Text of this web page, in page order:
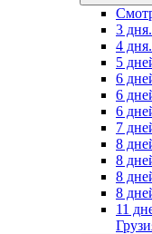
3
4
5
6
6
6
7
8
8
8
8
11